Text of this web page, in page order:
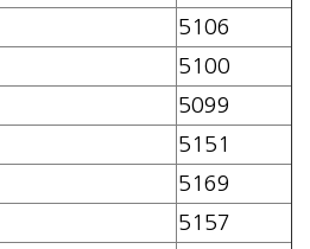
5106
5100
5099
5151
5169
5157